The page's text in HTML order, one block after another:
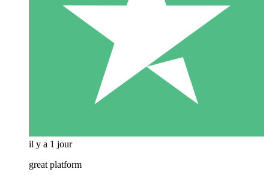
il y a 1 jour
great platform